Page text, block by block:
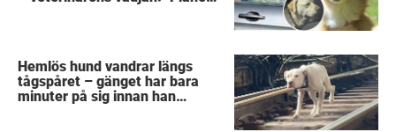
Hemlös hund vandrar längs
tågspåret – gänget har bara
minuter på sig innan han